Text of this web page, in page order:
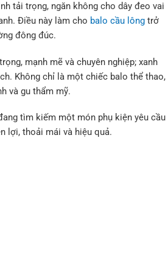
tải trọng, ngăn không cho dây đeo vai
Điều này làm cho balo cầu lông trở
đông đúc.
mạnh mẽ và chuyên nghiệp; xanh
Không chỉ là một chiếc balo thể thao,
và gu thẩm mỹ.
tìm kiếm một món phụ kiện yêu cầu
lợi, thoải mái và hiệu quả.